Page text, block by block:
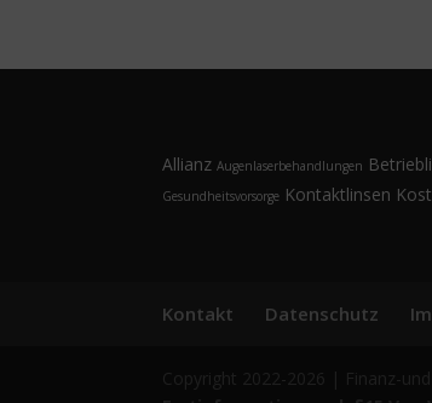
Allianz Augenlaserbehandlungen
Gesundheitsvorsorge Kontaktlinsen
Kontakt Datenschutz
Copyright 2022-2026 | Finanz-